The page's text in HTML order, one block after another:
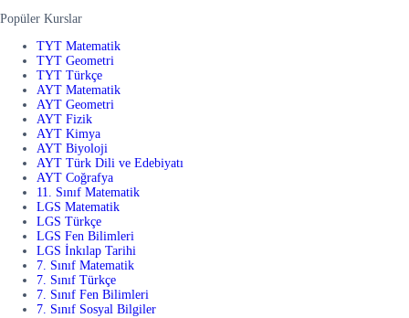
Popüler Kurslar
TYT Matematik
TYT Geometri
TYT Türkçe
AYT Matematik
AYT Geometri
AYT Fizik
AYT Kimya
AYT Biyoloji
AYT Türk Dili ve Edebiyatı
AYT Coğrafya
11. Sınıf Matematik
LGS Matematik
LGS Türkçe
LGS Fen Bilimleri
LGS İnkılap Tarihi
7. Sınıf Matematik
7. Sınıf Türkçe
7. Sınıf Fen Bilimleri
7. Sınıf Sosyal Bilgiler